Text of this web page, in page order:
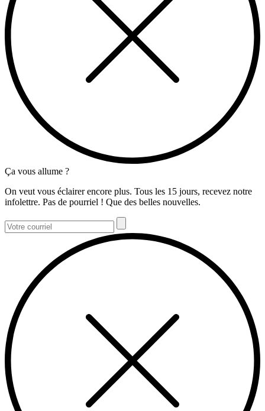
Ça vous allume ?
On veut vous éclairer encore plus. Tous les 15 jours, recevez notre
infolettre. Pas de pourriel ! Que des belles nouvelles.